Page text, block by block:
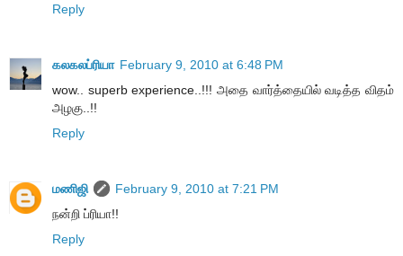
Reply
கலகலப்ரியா February 9, 2010 at 6:48 PM
wow.. superb experience..!!! அதை வார்த்தையில் வடித்த விதம்
அழகு..!!
Reply
மணிஜி
February 9, 2010 at 7:21 PM
நன்றி ப்ரியா!!
Reply